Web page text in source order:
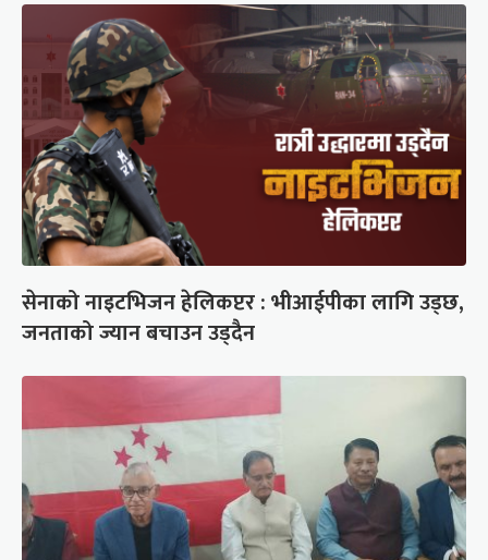
सेनाको नाइटभिजन हेलिकप्टर : भीआईपीका लागि उड्छ,
जनताको ज्यान बचाउन उड्दैन